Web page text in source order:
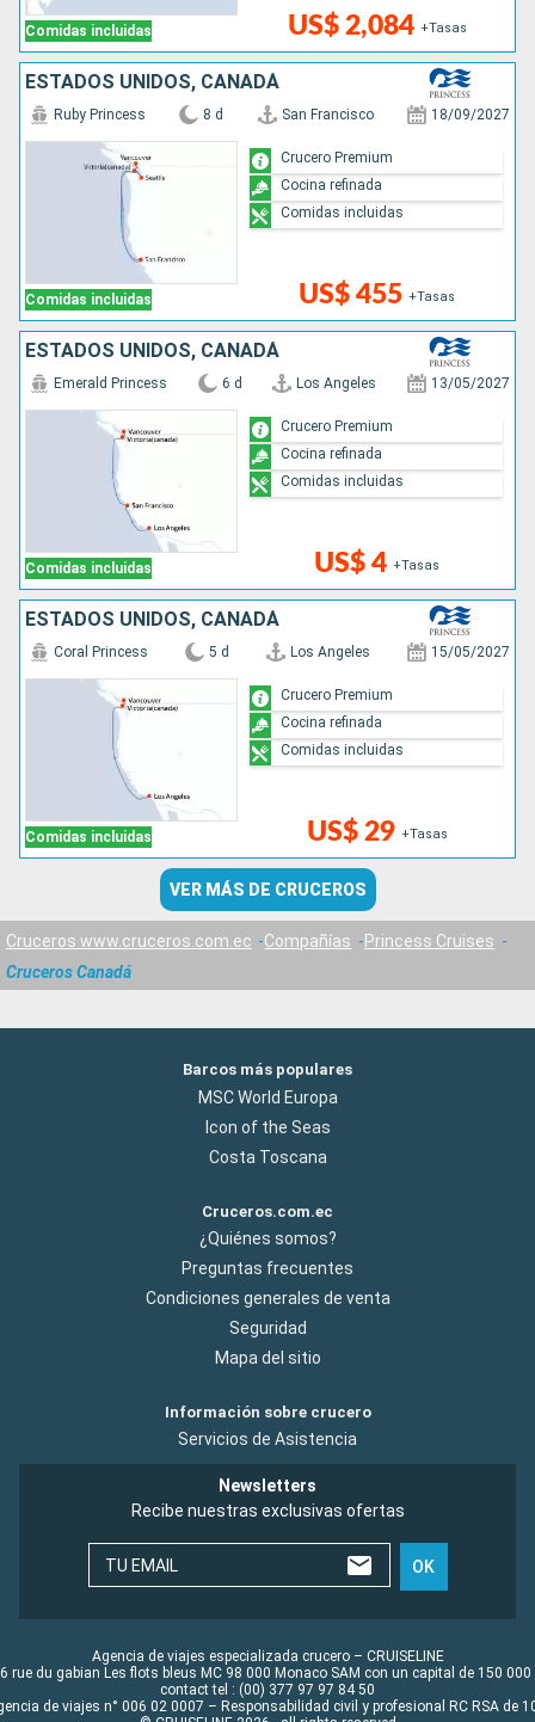
Comidas incluidas US$ 2,084 +Tasas
ESTADOS UNIDOS, CANADÁ
Comidas incluidas
Ruby Princess 8 d San Francisco 18/09/2027
US$ 455 +Tasas
Crucero Premium
Cocina refinada
Comidas incluidas
ESTADOS UNIDOS, CANADÁ
Comidas incluidas
Emerald Princess 6 d Los Angeles 13/05/2027
US$ 4 +Tasas
Crucero Premium
Cocina refinada
Comidas incluidas
ESTADOS UNIDOS, CANADÁ
Comidas incluidas
Coral Princess 5 d Los Angeles 15/05/2027
US$ 29 +Tasas
Crucero Premium
Cocina refinada
Comidas incluidas
VER MÁS DE CRUCEROS
Cruceros www.cruceros.com.ec Compañías
Princess Cruises
Cruceros Canadá
Barcos más populares
MSC World Europa
Icon of the Seas
Costa Toscana
Cruceros.com.ec
¿Quiénes somos?
Preguntas frecuentes
Condiciones generales de venta
Seguridad
Mapa del sitio
Información sobre crucero
Servicios de Asistencia
Newsletters
Recibe nuestras exclusivas ofertas
TU EMAIL OK
Agencia de viajes especializada crucero – CRUISELINE
rue du gabian Les flots bleus MC 98 000 Monaco SAM con un capital de 150 000
contact tel : (00) 377 97 97 84 50
de viajes n° 006 02 0007 – Responsabilidad civil y profesional RC RSA de